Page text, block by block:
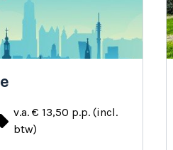
v.a. € 13,50 p.p. (incl.
btw)